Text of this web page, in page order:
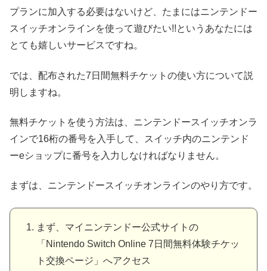
プランに加入する必要はないけど、たまにはニンテンドー
スイッチオンラインを使って遊びたい!!というあなたには
とても嬉しいサービスですね。
では、配布された7日間無料チケットの使い方について説
明しますね。
無料チケットを使う方法は、ニンテンドースイッチオンラ
インで16桁の番号を入手して、スイッチ内のニンテンド
ーeショップに番号を入力しなければなりません。
まずは、ニンテンドースイッチオンラインのやり方です。
まず、マイニンテンドー公式サイトの
「Nintendo Switch Online 7日間無料体験チケッ
ト交換ページ」へアクセス